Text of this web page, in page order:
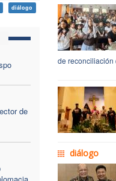
diálogo
de
de reconciliación
diálogo